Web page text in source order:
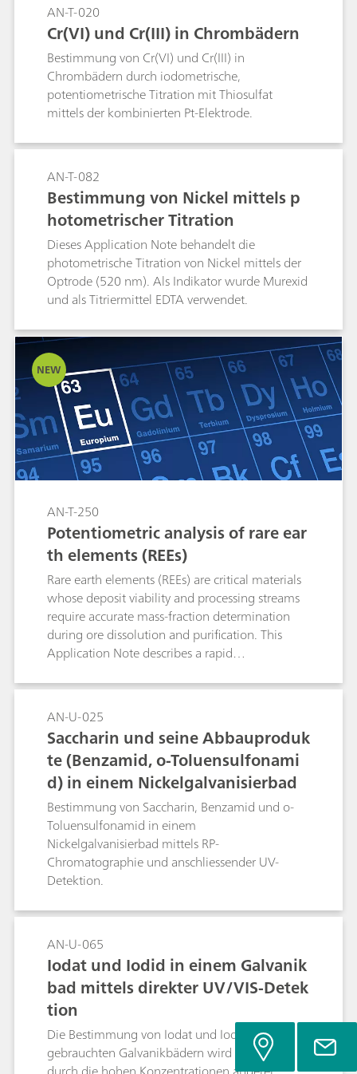
AN-T-020
Cr(VI) und Cr(III) in Chrombädern
Bestimmung von Cr(VI) und Cr(III) in
Chrombädern durch iodometrische,
potentiometrische Titration mit Thiosulfat
mittels der kombinierten Pt-Elektrode.
AN-T-082
Bestimmung von Nickel mittels p
hotometrischer Titration
Dieses Application Note behandelt die
photometrische Titration von Nickel mittels der
Optrode (520 nm). Als Indikator wurde Murexid
und als Titriermittel EDTA verwendet.
NEW
AN-T-250
Potentiometric analysis of rare ear
th elements (REEs)
Rare earth elements (REEs) are critical materials
whose deposit viability and processing streams
require accurate mass-fraction determination
during ore dissolution and purification. This
Application Note describes a rapid
ion-selective electrode (Cu-ISE) that enables
selective quantification and partial separation of
REEs in complex matrices with near-quantitative
recovery. As an absolute, flexible, and cost-
effective method with ICP-compatible sample
preparation, back-titration is well suited both as
a reference technique and for rapid on-site
analysis.
AN-U-025
Saccharin und seine Abbauproduk
te (Benzamid, o-Toluensulfonami
d) in einem Nickelgalvanisierbad
Bestimmung von Saccharin, Benzamid und o-
Toluensulfonamid in einem
Nickelgalvanisierbad mittels RP-
Chromatographie und anschliessender UV-
Detektion.
AN-U-065
Iodat und Iodid in einem Galvanik
bad mittels direkter UV/VIS-Detek
tion
Die Bestimmung von Iodat und Iodid in
gebrauchten Galvanikbädern wird erschwert